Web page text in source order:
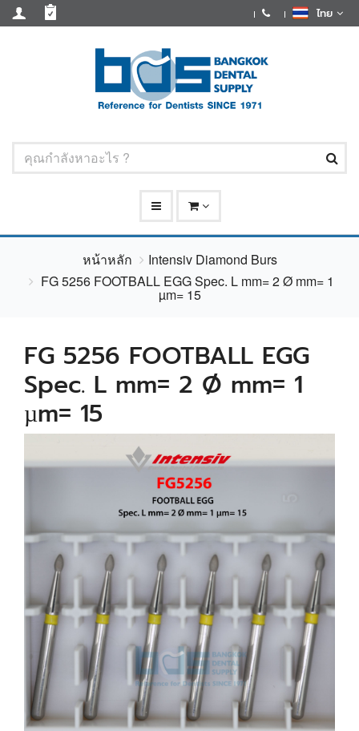
ไทย
หน้าหลัก
Intensiv Diamond Burs
FG 5256 FOOTBALL EGG Spec. L mm= 2 Ø mm= 1
µm= 15
FG 5256 FOOTBALL EGG
Spec. L mm= 2 Ø mm= 1
µm= 15